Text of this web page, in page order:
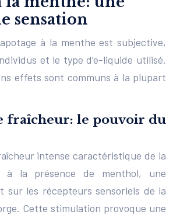
sensation
à la menthe est subjective,
et le type d’e-liquide utilisé.
effets sont communs à la plupart
fraîcheur: le pouvoir du
intense caractéristique de la
à la présence de menthol, une
sur les récepteurs sensoriels de la
Cette stimulation provoque une